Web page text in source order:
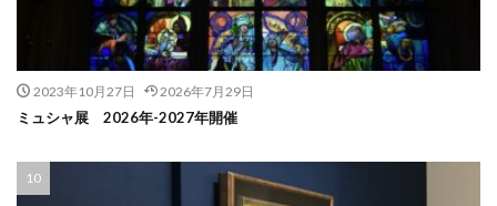
2023年10月27日 2026年7月29日
ミュシャ展 2026年-2027年開催